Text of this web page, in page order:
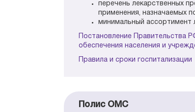
перечень лекарственных
применения, назначаемых
минимальный ассортимент
Постановление Правительства
обеспечения населения и
Правила и сроки госпитализации
Полис ОМС